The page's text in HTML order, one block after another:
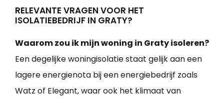
RELEVANTE VRAGEN VOOR HET
ISOLATIEBEDRIJF IN GRATY?
Waarom zou ik mijn woning in Graty isoleren?
Een degelijke woningisolatie staat gelijk aan een
lagere energienota bij een energiebedrijf zoals
Watz of Elegant, waar ook het klimaat van